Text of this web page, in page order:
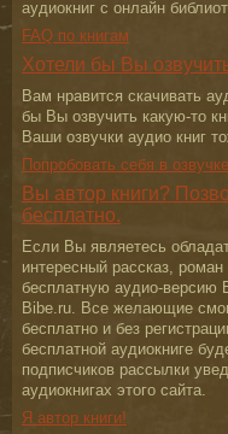
аудиокниг с онлайн
FAQ по книгам
Хотели бы Вы
Вам нравится скачивать
бы Вы озвучить какую-то
Ваши озвучки аудио книг
Попробовать себя в
Вы автор книги?
бесплатно.
Если Вы являетесь
интересный рассказ,
бесплатную аудио-версию
Bibe.ru. Все желающие
бесплатно и без
бесплатной аудиокниге
подписчиков рассылки
аудиокнигах этого сайта.
Я автор книги!